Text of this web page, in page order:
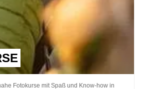
Fotokurse mit Spaß und Know-how in